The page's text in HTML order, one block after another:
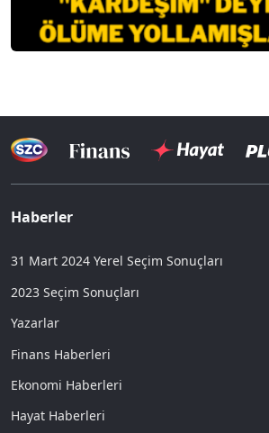
Haberler
31 Mart 2024 Yerel Seçim Sonuçları
2023 Seçim Sonuçları
Yazarlar
Finans Haberleri
Ekonomi Haberleri
Hayat Haberleri